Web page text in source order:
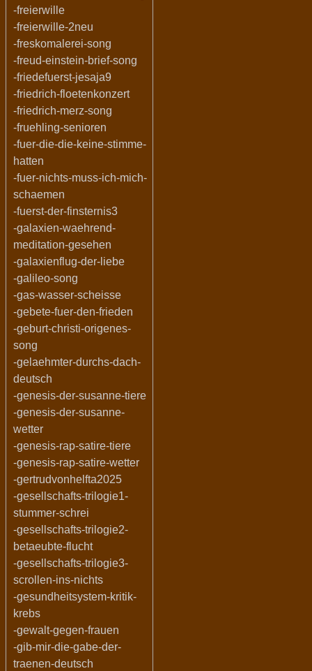
-freierwille
-freierwille-2neu
-freskomalerei-song
-freud-einstein-brief-song
-friedefuerst-jesaja9
-friedrich-floetenkonzert
-friedrich-merz-song
-fruehling-senioren
-fuer-die-die-keine-stimme-
hatten
-fuer-nichts-muss-ich-mich-
schaemen
-fuerst-der-finsternis3
-galaxien-waehrend-
meditation-gesehen
-galaxienflug-der-liebe
-galileo-song
-gas-wasser-scheisse
-gebete-fuer-den-frieden
-geburt-christi-origenes-
song
-gelaehmter-durchs-dach-
deutsch
-genesis-der-susanne-tiere
-genesis-der-susanne-
wetter
-genesis-rap-satire-tiere
-genesis-rap-satire-wetter
-gertrudvonhelfta2025
-gesellschafts-trilogie1-
stummer-schrei
-gesellschafts-trilogie2-
betaeubte-flucht
-gesellschafts-trilogie3-
scrollen-ins-nichts
-gesundheitsystem-kritik-
krebs
-gewalt-gegen-frauen
-gib-mir-die-gabe-der-
traenen-deutsch